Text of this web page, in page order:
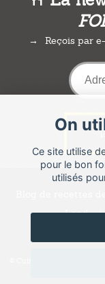
On
Ce site utilise
pour le bon
utilisés
Reçois par
Blog de recettes
Land ⁄
© Cuisine.land : La